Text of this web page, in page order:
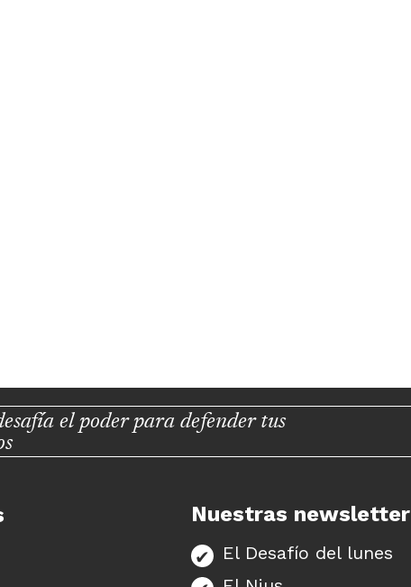
el poder para defender tus
Nuestras newsletter
El Desafío del lunes